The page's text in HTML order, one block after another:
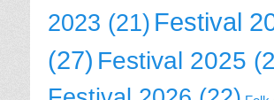
2023 (21) Festival
(27) Festival 2025